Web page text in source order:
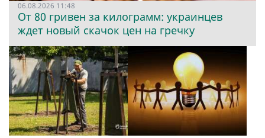
06.08.2026 11:48
От 80 гривен за килограмм: украинцев
ждет новый скачок цен на гречку